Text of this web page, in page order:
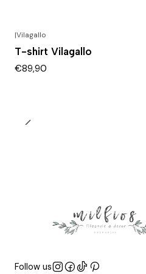
|Vilagallo
T-shirt Vilagallo
€89,90
Follow us